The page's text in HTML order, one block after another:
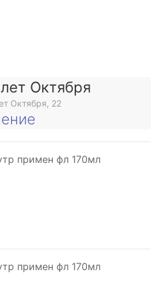
Октября
Октября, 22
примен фл 170мл
примен фл 170мл